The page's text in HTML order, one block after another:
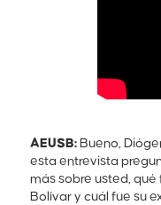
AEUSB: Bueno,
esta entrevista
más sobre usted,
Bolívar y cuál fue su